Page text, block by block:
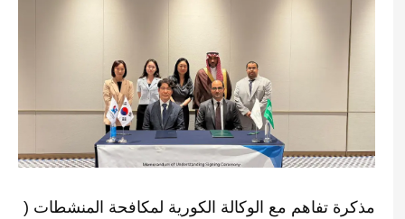
مذكرة تفاهم مع الوكالة الكورية لمكافحة المنشطات (